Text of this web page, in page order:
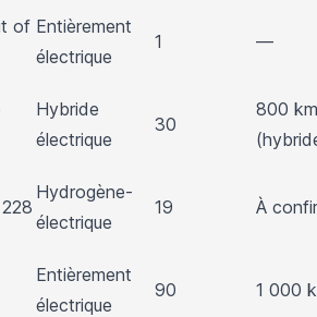
of Entièrement
électrique
1 —
Hybride
électrique
30
800 km
Hydrogène-
électrique
19 À
Entièrement
électrique
90 1 000